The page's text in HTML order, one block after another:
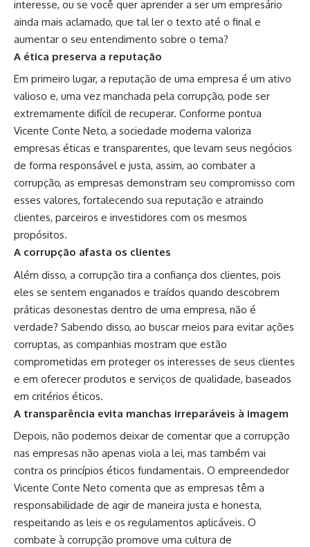
interesse, ou se você quer aprender a ser um empresário
ainda mais aclamado, que tal ler o texto até o final e
aumentar o seu entendimento sobre o tema?
A ética preserva a reputação
Em primeiro lugar, a reputação de uma empresa é um ativo
valioso e, uma vez manchada pela corrupção, pode ser
extremamente difícil de recuperar. Conforme pontua
Vicente Conte Neto, a sociedade moderna valoriza
empresas éticas e transparentes, que levam seus negócios
de forma responsável e justa, assim, ao combater a
corrupção, as empresas demonstram seu compromisso com
esses valores, fortalecendo sua reputação e atraindo
clientes, parceiros e investidores com os mesmos
propósitos.
A corrupção afasta os clientes
Além disso, a corrupção tira a confiança dos clientes, pois
eles se sentem enganados e traídos quando descobrem
práticas desonestas dentro de uma empresa, não é
verdade? Sabendo disso, ao buscar meios para evitar ações
corruptas, as companhias mostram que estão
comprometidas em proteger os interesses de seus clientes
e em oferecer produtos e serviços de qualidade, baseados
em critérios éticos.
A transparência evita manchas irreparáveis à imagem
Depois, não podemos deixar de comentar que a corrupção
nas empresas não apenas viola a lei, mas também vai
contra os princípios éticos fundamentais. O empreendedor
Vicente Conte Neto comenta que as empresas têm a
responsabilidade de agir de maneira justa e honesta,
respeitando as leis e os regulamentos aplicáveis. O
combate à corrupção promove uma cultura de